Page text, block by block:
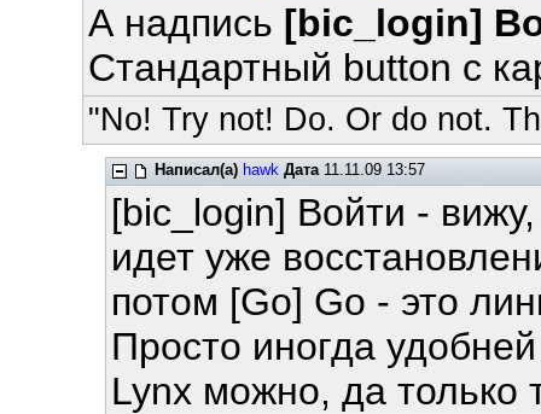
А надпись [bic_login]
Стандартный button с
"No! Try not! Do. Or do not.
Написал(а) hawk Дата11.11.09 13:57
[bic_login] Войти -
идет уже
потом [Go] Go - это
Просто иногда
Lynx можно, да только